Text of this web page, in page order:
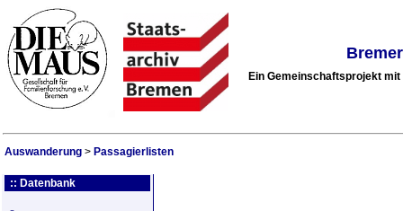
Ein Gemeinschaftsprojekt
Auswanderung > Passagierlisten
:: Datenbank